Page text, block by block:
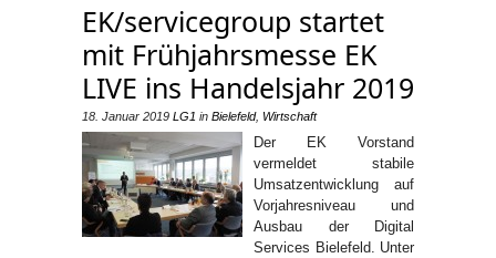
EK/servicegroup startet
mit Frühjahrsmesse EK
LIVE ins Handelsjahr 2019
18. Januar 2019 LG1 in Bielefeld, Wirtschaft
Der EK Vorstand
vermeldet stabile
Umsatzentwicklung auf
Vorjahresniveau und
Ausbau der Digital
Services Bielefeld. Unter